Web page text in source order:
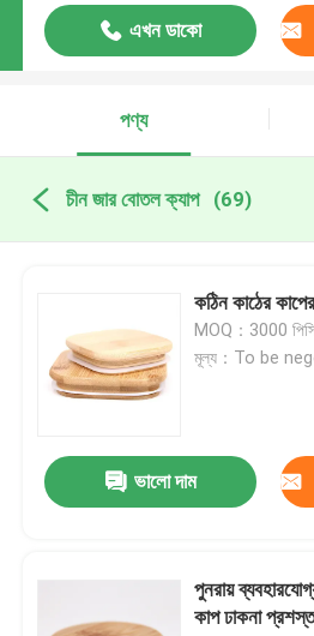
এখন ডাকো
পণ্য
চীন জার বোতল ক্যাপ (69)
কঠিন কাঠের
MOQ：3000
মূল্য：To be
ভালো দাম
পুনরায়
কাপ ঢাকনা